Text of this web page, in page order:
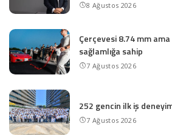
8 Ağustos 2026
Çerçevesi 8.74 mm
sağlamlığa sahip
7 Ağustos 2026
252 gencin ilk iş
7 Ağustos 2026